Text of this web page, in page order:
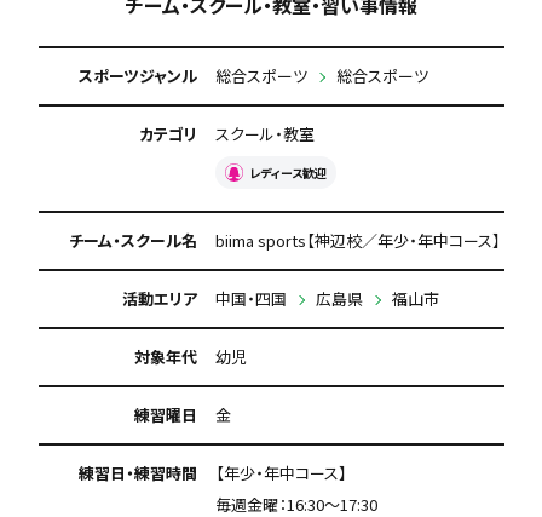
スポーツジャンル 総合スポーツ 総合スポーツ
カテゴリ スクール・教室
レディース歓迎
チーム・スクール名 biima sports【神辺校／年少・年中コース】
活動エリア 中国・四国 広島県 福山市
対象年代 幼児
練習曜日 金
練習日・練習時間
【年少・年中コース】
毎週金曜：16:30〜17:30